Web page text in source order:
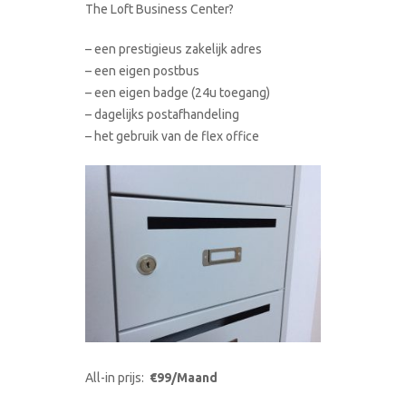
The Loft Business Center?
– een prestigieus zakelijk adres
– een eigen postbus
– een eigen badge (24u toegang)
– dagelijks postafhandeling
– het gebruik van de flex office
All-in prijs: €99/Maand